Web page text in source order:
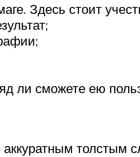
Здесь стоит
ли сможете ею
толстым